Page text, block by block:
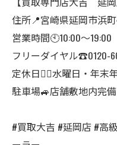
住所📍宮崎県延岡市浜町
営業時間🕙10:00～19:00
フリーダイヤル☎️0120-
定休日🙇‍♂️水曜日・年末
駐車場🚙店舗敷地内完備
#買取大吉 #延岡店 #高